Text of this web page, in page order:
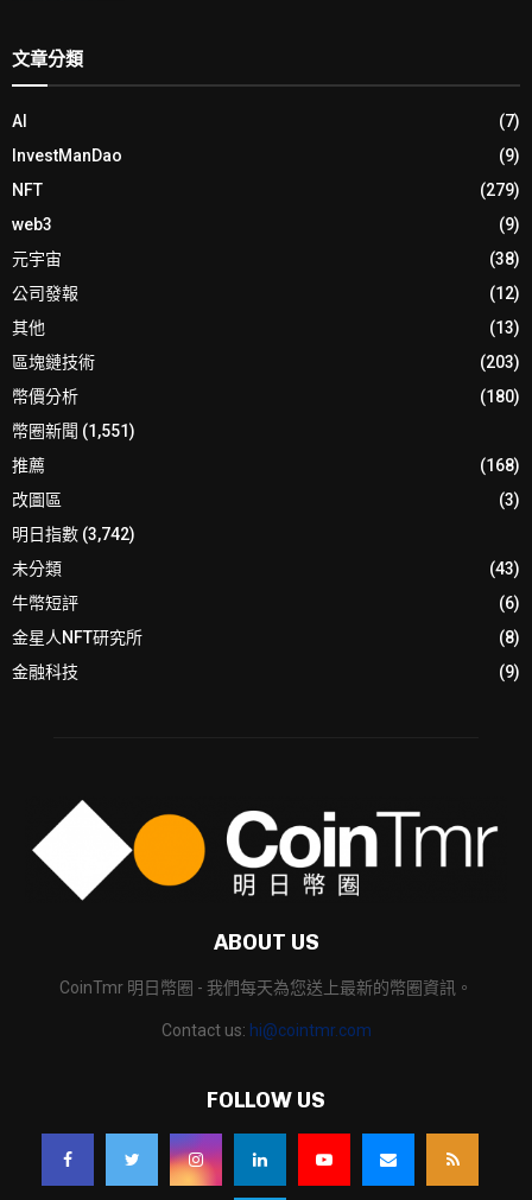
文章分類
AI
(7)
InvestManDao
(9)
NFT
(279)
web3
(9)
元宇宙
(38)
公司發報
(12)
其他
(13)
區塊鏈技術
(203)
幣價分析
(180)
幣圈新聞 (1,551)
推薦
(168)
改圖區
(3)
明日指數 (3,742)
未分類
(43)
牛幣短評
(6)
金星人NFT研究所
(8)
金融科技
(9)
ABOUT US
CoinTmr 明日幣圈 - 我們每天為您送上最新的幣圈資訊。
Contact us: hi@cointmr.com
FOLLOW US